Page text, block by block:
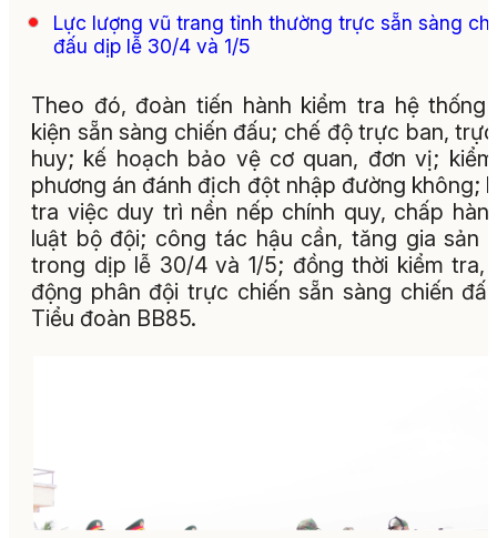
Lực lượng vũ trang tỉnh thường trực sẵn sàng
đấu dịp lễ 30/4 và 1/5
Theo đó, đoàn tiến hành kiểm tra hệ thống
kiện sẵn sàng chiến đấu; chế độ trực ban,
huy; kế hoạch bảo vệ cơ quan, đơn vị;
phương án đánh địch đột nhập đường không;
tra việc duy trì nền nếp chính quy, chấp
luật bộ đội; công tác hậu cần, tăng gia sản
trong dịp lễ 30/4 và 1/5; đồng thời kiểm tra,
động phân đội trực chiến sẵn sàng chiến
Tiểu đoàn BB85.